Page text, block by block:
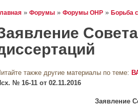
здесь
» Форумы » Форумы ОНР » Борьба
также другие материалы по теме:
№ 16-11 от 02.11.2016
Заявление